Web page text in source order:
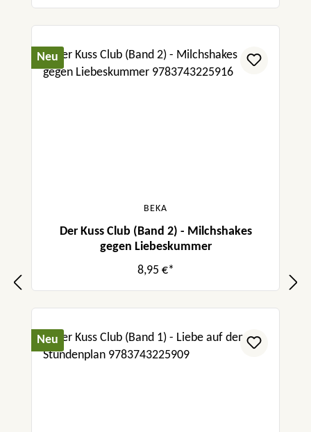
Neu
BEKA
Der Kuss Club (Band 2) - Milchshakes
gegen Liebeskummer
8,95 €*
Neu